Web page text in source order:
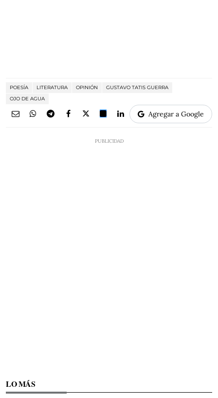
POESÍA LITERATURA OPINIÓN
GUSTAVO TATIS GUERRA
OJO DE AGUA
Agregar a Google
LO MÁS